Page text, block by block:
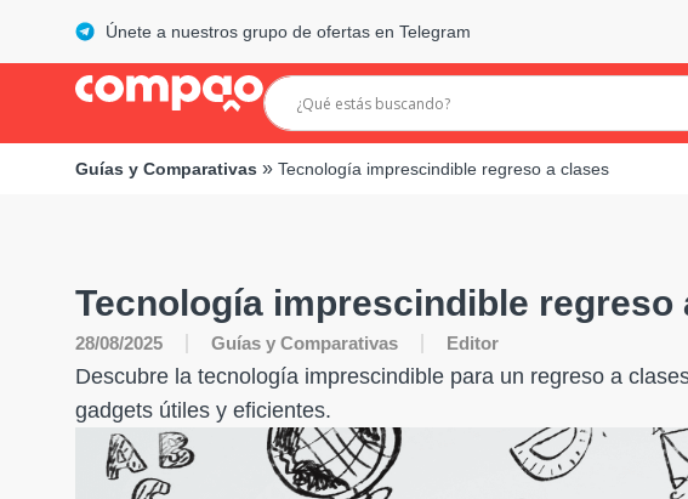
Únete a nuestros grupo de ofertas en Telegram
Guías y Comparativas » Tecnología imprescindible regreso a clases
Tecnología imprescindible regreso
28/08/2025 Guías y Comparativas Editor
Descubre la tecnología imprescindible para un regreso a
gadgets útiles y eficientes.